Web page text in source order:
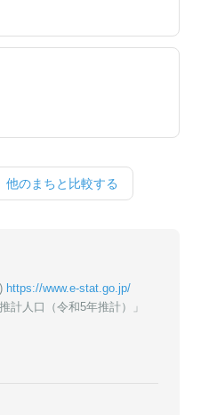
他のまちと比較する
https://www.e-stat.go.jp/
計人口（令和5年推計）」